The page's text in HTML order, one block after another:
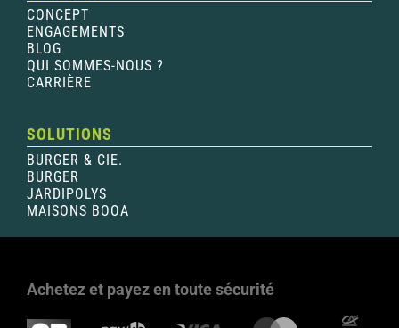
CONCEPT
ENGAGEMENTS
BLOG
QUI SOMMES-NOUS ?
CARRIÈRE
SOLUTIONS
BURGER & CIE.
BURGER
JARDIPOLYS
MAISONS BOOA
Achetez et payez en toute sécurité